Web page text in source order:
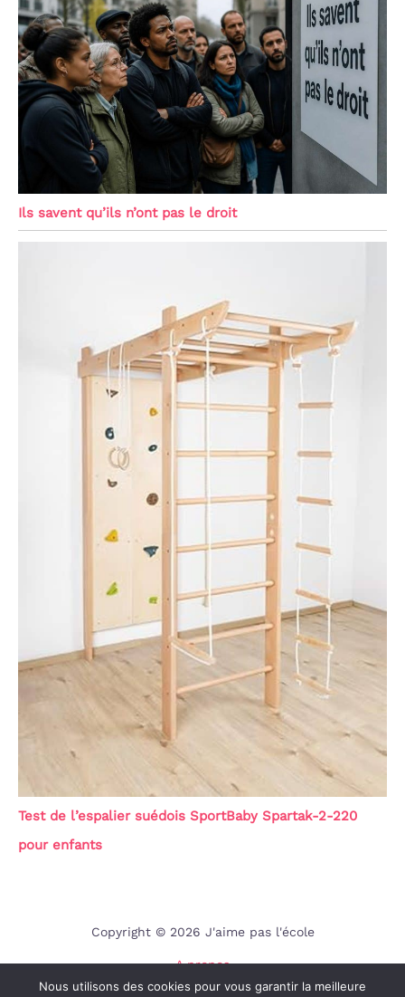
Ils savent qu’ils n’ont pas le droit
Test de l’espalier suédois SportBaby Spartak-2-220
pour enfants
Copyright © 2026 J'aime pas l'école
A propos
Contact
Nous utilisons des cookies pour vous garantir la meilleure